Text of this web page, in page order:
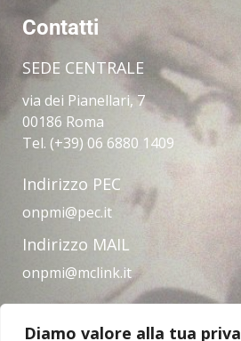
Diamo valore alla tua
Contatti
SEDE CENTRALE
via dei Pianellari, 7
00186 Roma
Tel. (+39) 06 6880 1409
Indirizzo PEC
onpmi@pec.it
Indirizzo MAIL
onpmi@mclink.it